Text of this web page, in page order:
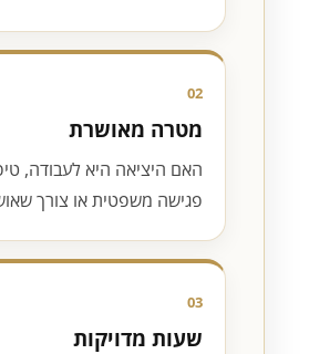
02
מטרה מאושרת
האם היציאה היא לעבודה,
פגישה משפטית או צורך
03
שעות מדויקות